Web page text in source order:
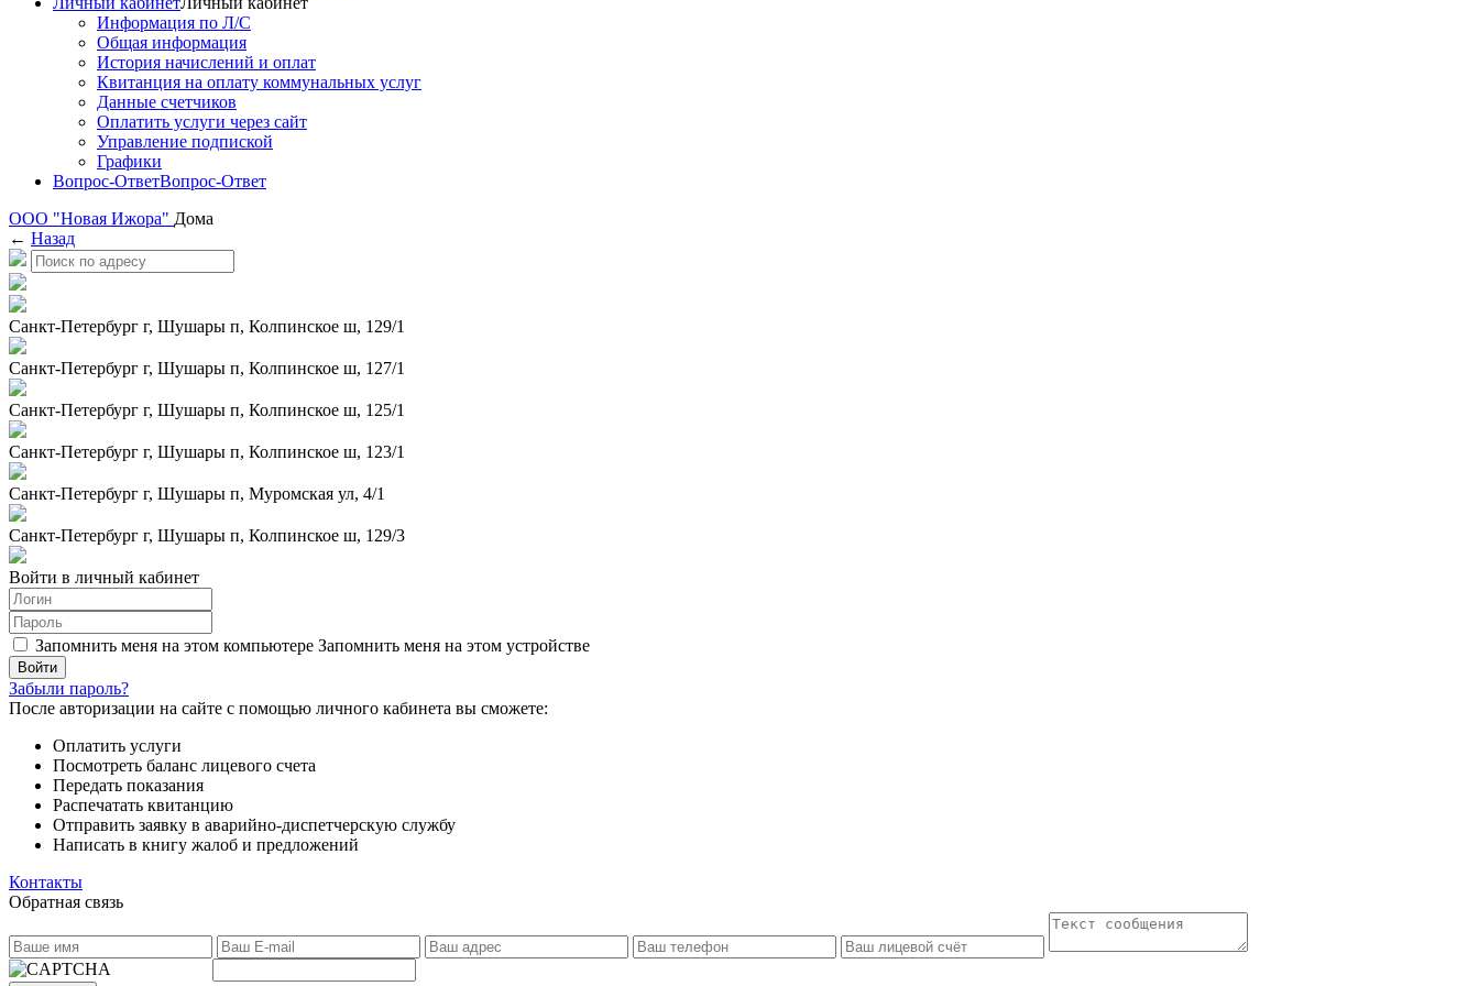
Информация по Л/С
Общая информация
История начислений и оплат
Квитанция на оплату коммунальных услуг
Данные счетчиков
Оплатить услуги через сайт
Управление подпиской
Графики
Вопрос-ОтветВопрос-Ответ
ООО "Новая Ижора" Дома
← Назад
Санкт-Петербург г, Шушары п, Колпинское ш, 129/1
Санкт-Петербург г, Шушары п, Колпинское ш, 127/1
Санкт-Петербург г, Шушары п, Колпинское ш, 125/1
Санкт-Петербург г, Шушары п, Колпинское ш, 123/1
Санкт-Петербург г, Шушары п, Муромская ул, 4/1
Санкт-Петербург г, Шушары п, Колпинское ш, 129/3
Войти в личный кабинет
Запомнить меня на этом компьютере Запомнить меня на этом устройстве
Забыли пароль?
После авторизации на сайте с помощью личного кабинета вы сможете:
Оплатить услуги
Посмотреть баланс лицевого счета
Передать показания
Распечатать квитанцию
Отправить заявку в аварийно-диспетчерскую службу
Написать в книгу жалоб и предложений
Контакты
Обратная связь